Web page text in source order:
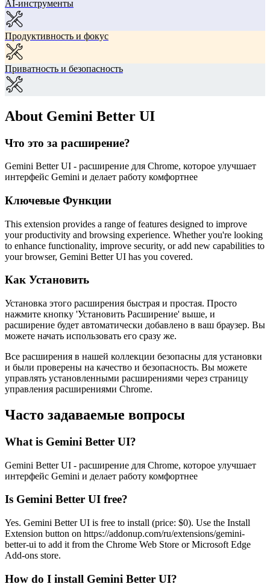
AI-инструменты
Продуктивность и фокус
Приватность и безопасность
About Gemini Better UI
Что это за расширение?
Gemini Better UI - расширение для Chrome, которое улучшает
интерфейс Gemini и делает работу комфортнее
Ключевые Функции
This extension provides a range of features designed to improve
your productivity and browsing experience. Whether you're looking
to enhance functionality, improve security, or add new capabilities to
your browser, Gemini Better UI has you covered.
Как Установить
Установка этого расширения быстрая и простая. Просто
нажмите кнопку 'Установить Расширение' выше, и
расширение будет автоматически добавлено в ваш браузер. Вы
можете начать использовать его сразу же.
Все расширения в нашей коллекции безопасны для установки
и были проверены на качество и безопасность. Вы можете
управлять установленными расширениями через страницу
управления расширениями Chrome.
Часто задаваемые вопросы
What is Gemini Better UI?
Gemini Better UI - расширение для Chrome, которое улучшает
интерфейс Gemini и делает работу комфортнее
Is Gemini Better UI free?
Yes. Gemini Better UI is free to install (price: $0). Use the Install
Extension button on https://addonup.com/ru/extensions/gemini-
better-ui to add it from the Chrome Web Store or Microsoft Edge
Add-ons store.
How do I install Gemini Better UI?